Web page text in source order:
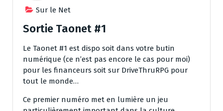
Sur le Net
Sortie Taonet #1
Le Taonet #1 est dispo soit dans votre butin
numérique (ce n’est pas encore le cas pour moi)
pour les financeurs soit sur DriveThruRPG pour
tout le monde…
Ce premier numéro met en lumière un jeu